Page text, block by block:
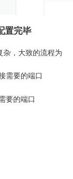
置完毕
杂，大致的流程为
需要的端口
要的端口